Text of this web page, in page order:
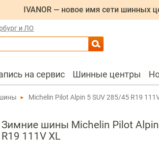
IVANOR — новое имя сети шинных
и ЛО
на сервис Шинные центры
Michelin Pilot Alpin 5 SUV 285/45 R19
Зимние шины Michelin Pilot
R19 111V XL